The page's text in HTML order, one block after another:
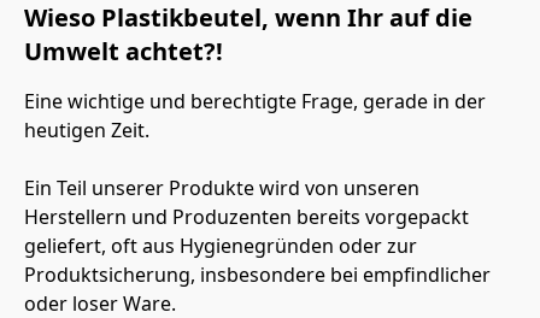
Wieso Plastikbeutel, wenn Ihr auf die
Umwelt achtet?!
Eine wichtige und berechtigte Frage, gerade in der
heutigen Zeit.
Ein Teil unserer Produkte wird von unseren
Herstellern und Produzenten bereits vorgepackt
geliefert, oft aus Hygienegründen oder zur
Produktsicherung, insbesondere bei empfindlicher
oder loser Ware.